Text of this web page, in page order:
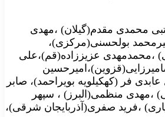
مجتبی محمدی مقدم(گیلان) ،مهدی
بولحسنی(مرکزی)،
،محمدمهدی عزیززاده(قم)،علی
فر (کهکیلویه بویراحمد)، صابر
،مهدی منظمی(البرز) ، سپهر
،فرید صفری(آذربایجان شرقی)،